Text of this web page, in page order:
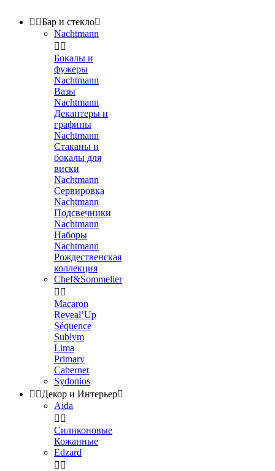
 Бар и стекло
Nachtmann
 
Бокалы и
фужеры
Nachtmann
Вазы
Nachtmann
Декантеры и
графины
Nachtmann
Стаканы и
бокалы для
виски
Nachtmann
Сервировка
Nachtmann
Подсвечники
Nachtmann
Наборы
Nachtmann
Рождественская
коллекция
Chef&Sommelier
 
Macaron
Reveal’Up
Séquence
Sublym
Lima
Primary
Cabernet
Sydonios
 Декор и Интерьер
Aida
 
Силиконовые
Кожанные
Edzard
 